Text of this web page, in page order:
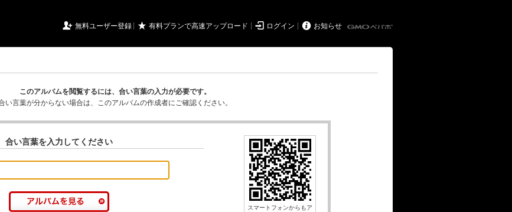
 無料ユーザー登録 ★ 有料プランで高速アップロード  ログイン  お知らせ
このアルバムを閲覧するには、合い言葉の入力が必要です。
い言葉が分からない場合は、このアルバムの作成者にご確認ください。
合い言葉を入力してください
スマートフォンからもア